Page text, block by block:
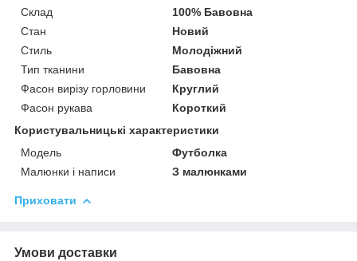
Склад
100% Бавовна
Стан
Новий
Стиль
Молодіжний
Тип тканини
Бавовна
Фасон вирізу горловини
Круглий
Фасон рукава
Короткий
Користувальницькі характеристики
Модель
Футболка
Малюнки і написи
З малюнками
Приховати
Умови доставки